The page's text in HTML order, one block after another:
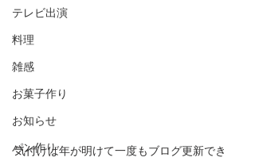
テレビ出演
料理
雑感
お菓子作り
お知らせ
パン作り
気付けば年が明けて一度もブログ更新でき